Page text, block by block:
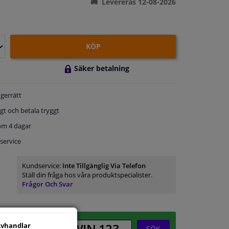
KÖP
Säker betalning
och betala tryggt
4 dagar
Kundservice: Inte Tillgänglig Via Telefon
Ställ din fråga hos våra produktspecialister.
Frågor Och Svar